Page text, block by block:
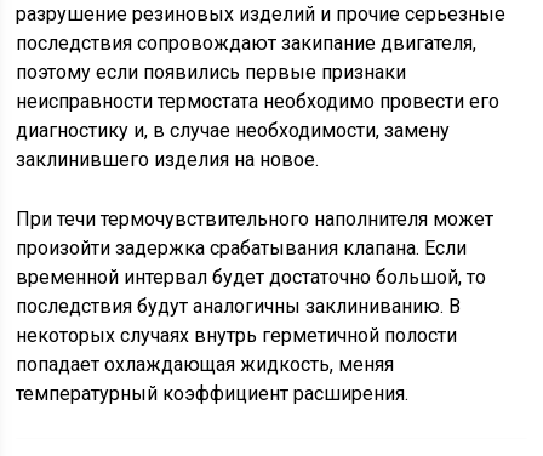
разрушение резиновых изделий и прочие серьезные
последствия сопровождают закипание двигателя,
поэтому если появились первые признаки
неисправности термостата необходимо провести его
диагностику и, в случае необходимости, замену
заклинившего изделия на новое.
При течи термочувствительного наполнителя может
произойти задержка срабатывания клапана. Если
временной интервал будет достаточно большой, то
последствия будут аналогичны заклиниванию. В
некоторых случаях внутрь герметичной полости
попадает охлаждающая жидкость, меняя
температурный коэффициент расширения.